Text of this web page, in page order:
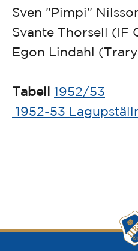
Sven "Pimpi"
Svante Thorsell (IF
Egon Lindahl
Tabell 1952/53
1952-53